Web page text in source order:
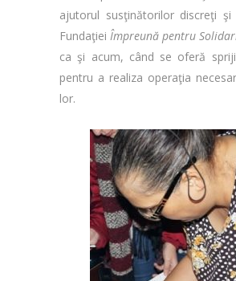
ajutorul susţinătorilor discreţi
Fundaţiei Împreună pentru
ca şi acum, când se oferă
pentru a realiza operaţia
lor.